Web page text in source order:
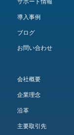
サポート情報
導入事例
ブログ
お問い合わせ
会社概要
企業理念
沿革
主要取引先